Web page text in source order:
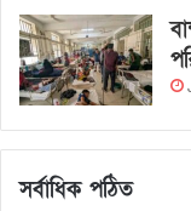
সর্বাধিক পঠিত